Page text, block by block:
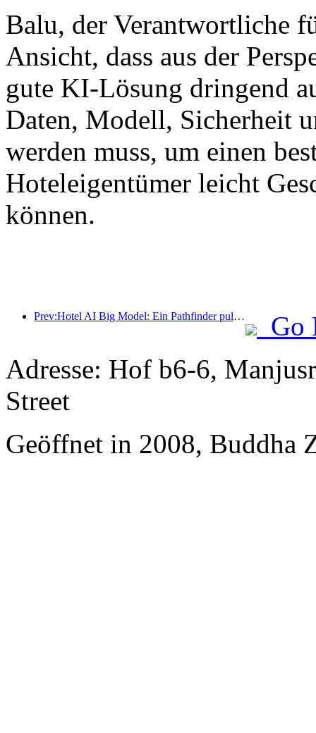
Balu, der Verantwortliche
Ansicht, dass aus der
gute KI-Lösung dringend
Daten, Modell, Sicherheit
werden muss, um einen
Hoteleigentümer leicht
können.
Prev:Hotel AI Big Model: Ein Pathfinder pulsiert mit Digitalisierung
Go
Adresse: Hof b6-6,
Street
Geöffnet in 2008, Buddha